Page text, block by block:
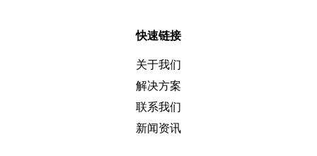
快速链接
关于我们
解决方案
联系我们
新闻资讯